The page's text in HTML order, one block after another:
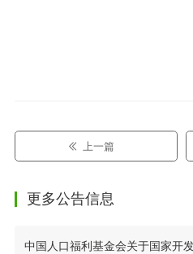
2022年6
上一篇
更多公告信息
中国人口福利基金会关于国家开